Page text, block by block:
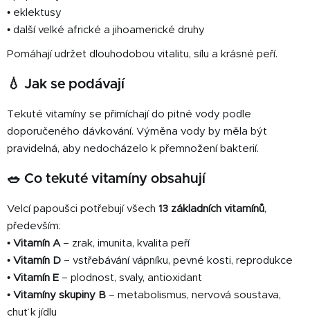
• eklektusy
• další velké africké a jihoamerické druhy
Pomáhají udržet dlouhodobou vitalitu, sílu a krásné peří.
💧 Jak se podávají
Tekuté vitamíny se přimíchají do pitné vody podle
doporučeného dávkování. Výměna vody by měla být
pravidelná, aby nedocházelo k přemnožení bakterií.
🥗 Co tekuté vitamíny obsahují
Velcí papoušci potřebují všech 13 základních vitamínů,
především:
• Vitamín A– zrak, imunita, kvalita peří
• Vitamín D – vstřebávání vápníku, pevné kosti, reprodukce
• Vitamín E – plodnost, svaly, antioxidant
• Vitamíny skupiny B – metabolismus, nervová soustava,
chuť k jídlu